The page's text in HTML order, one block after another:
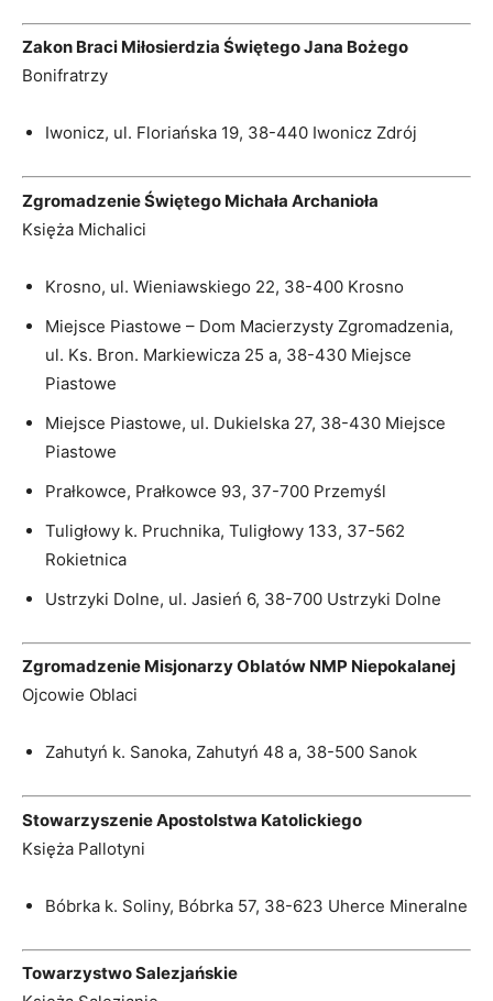
Zakon Braci Miłosierdzia Świętego Jana Bożego
Bonifratrzy
Iwonicz, ul. Floriańska 19, 38-440 Iwonicz Zdrój
Zgromadzenie Świętego Michała Archanioła
Księża Michalici
Krosno, ul. Wieniawskiego 22, 38-400 Krosno
Miejsce Piastowe – Dom Macierzysty Zgromadzenia,
ul. Ks. Bron. Markiewicza 25 a, 38-430 Miejsce
Piastowe
Miejsce Piastowe, ul. Dukielska 27, 38-430 Miejsce
Piastowe
Prałkowce, Prałkowce 93, 37-700 Przemyśl
Tuligłowy k. Pruchnika, Tuligłowy 133, 37-562
Rokietnica
Ustrzyki Dolne, ul. Jasień 6, 38-700 Ustrzyki Dolne
Zgromadzenie Misjonarzy Oblatów NMP Niepokalanej
Ojcowie Oblaci
Zahutyń k. Sanoka, Zahutyń 48 a, 38-500 Sanok
Stowarzyszenie Apostolstwa Katolickiego
Księża Pallotyni
Bóbrka k. Soliny, Bóbrka 57, 38-623 Uherce Mineralne
Towarzystwo Salezjańskie